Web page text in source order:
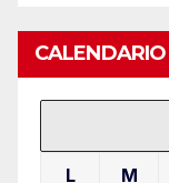
CALENDARIO
L M